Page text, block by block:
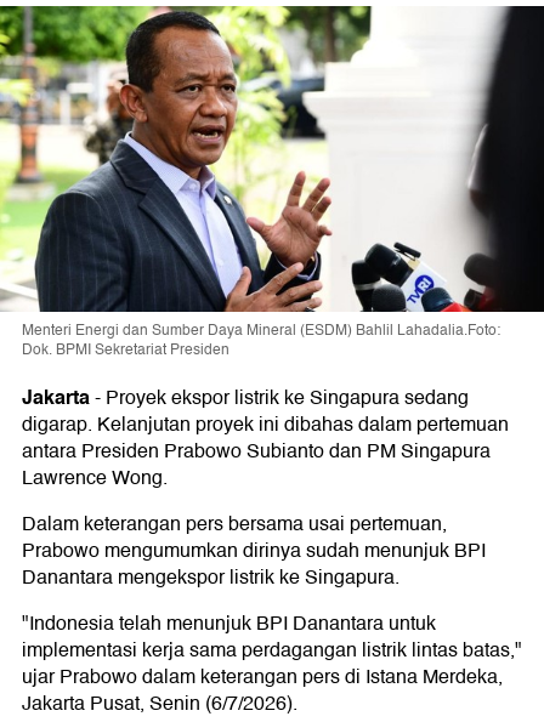
Menteri Energi dan Sumber Daya Mineral (ESDM) Bahlil Lahadalia.Foto:
Dok. BPMI Sekretariat Presiden
Jakarta-Proyek ekspor listrik ke Singapura sedang
digarap. Kelanjutan proyek ini dibahas dalam pertemuan
antara Presiden Prabowo Subianto dan PM Singapura
Lawrence Wong.
Dalam keterangan pers bersama usai pertemuan,
Prabowo mengumumkan dirinya sudah menunjuk BPI
Danantara mengekspor listrik ke Singapura.
"Indonesia telah menunjuk BPI Danantara untuk
implementasi kerja sama perdagangan listrik lintas batas,"
ujar Prabowo dalam keterangan pers di Istana Merdeka,
Jakarta Pusat, Senin (6/7/2026).